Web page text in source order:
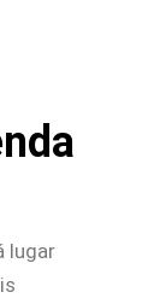
lugar